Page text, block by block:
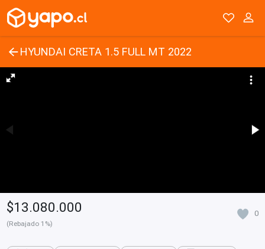
HYUNDAI CRETA 1.5 FULL MT 2022
$13.080.000
(Rebajado 1%)
0